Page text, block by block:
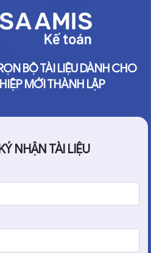
BỘ TÀI LIỆU DÀNH CHO
MỚI THÀNH LẬP
NHẬN TÀI LIỆU